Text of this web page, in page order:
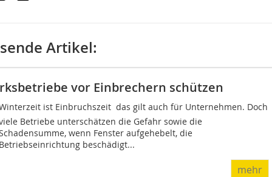
Artikel:
vor Einbrechern schützen
ist Einbruchszeit  das gilt auch für Unternehmen. Doch
Betriebe unterschätzen die Gefahr sowie die
wenn Fenster aufgehebelt, die
Betriebseinrichtung beschädigt...
mehr